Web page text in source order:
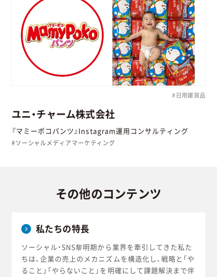
#日用雑貨品
ユニ・チャーム株式会社
『マミーポコパンツ』Instagram運用コンサルティング
#ソーシャルメディアマーケティング
その他のコンテンツ
私たちの特長
ソーシャル・SNS黎明期から業界を牽引してきた私た
ちは、企業の売上のメカニズムを構造化し、戦略と「や
ること」「やらないこと」を明確にして課題解決まで伴